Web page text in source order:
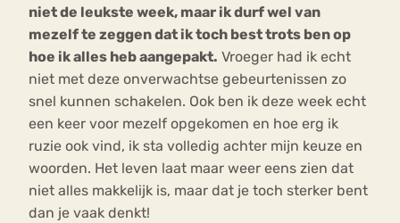
niet de leukste week, maar ik durf wel van
mezelf te zeggen dat ik toch best trots ben op
hoe ik alles heb aangepakt. Vroeger had ik echt
niet met deze onverwachtse gebeurtenissen zo
snel kunnen schakelen. Ook ben ik deze week echt
een keer voor mezelf opgekomen en hoe erg ik
ruzie ook vind, ik sta volledig achter mijn keuze en
woorden. Het leven laat maar weer eens zien dat
niet alles makkelijk is, maar dat je toch sterker bent
dan je vaak denkt!